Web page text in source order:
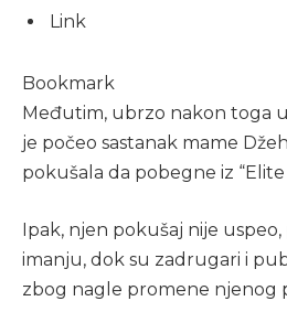
Link
Bookmark
Međutim, ubrzo nakon toga
je počeo sastanak mame
pokušala da pobegne iz “Elite
Ipak, njen pokušaj nije uspeo,
imanju, dok su zadrugari i
zbog nagle promene njenog